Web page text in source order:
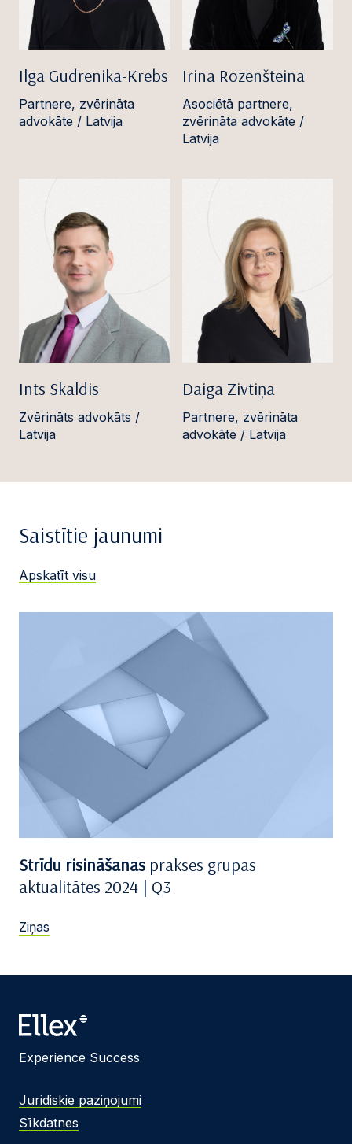
Ilga Gudrenika-Krebs
Partnere, zvērināta
advokāte / Latvija
Irina Rozenšteina
Asociētā partnere,
zvērināta advokāte /
Latvija
Ints Skaldis
Zvērināts advokāts /
Latvija
Daiga Zivtiņa
Partnere, zvērināta
advokāte / Latvija
Saistītie jaunumi
Apskatīt visu
Strīdu risināšanas prakses grupas
aktualitātes 2024 | Q3
Ziņas
Experience Success
Juridiskie paziņojumi
Sīkdatnes